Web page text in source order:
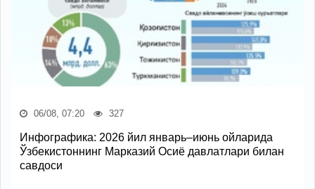
06/08, 07:20 327
Инфографика: 2026 йил январь–июнь ойларида
Ўзбекистоннинг Марказий Осиё давлатлари билан
савдоси